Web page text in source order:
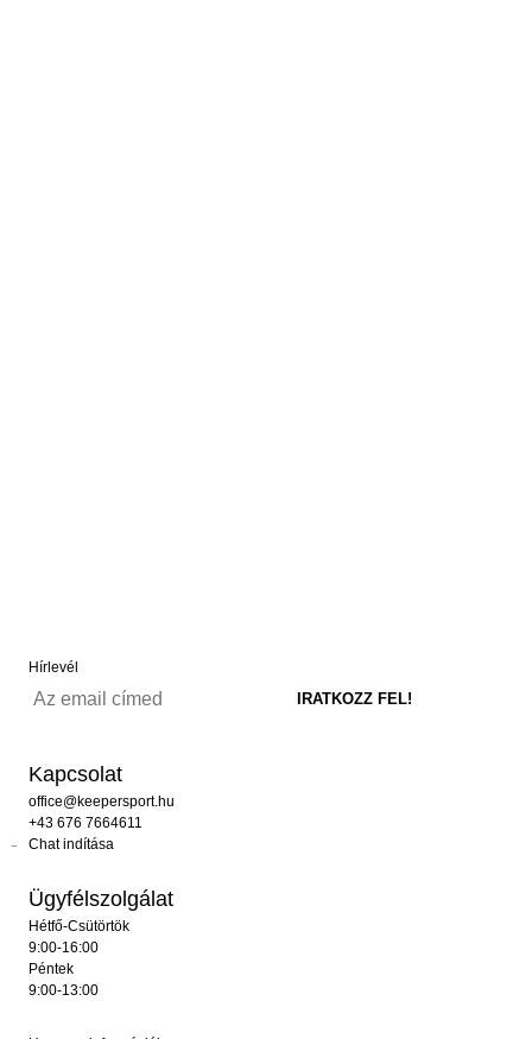
Hírlevél
Kapcsolat
office@keepersport.hu
+43 676 7664611
Chat indítása
Ügyfélszolgálat
Hétfő-Csütörtök
9:00-16:00
Péntek
9:00-13:00